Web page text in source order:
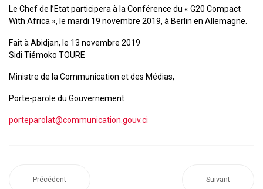
Le Chef de l’Etat participera à la Conférence du « G20 Compact
With Africa », le mardi 19 novembre 2019, à Berlin en Allemagne.
Fait à Abidjan, le 13 novembre 2019
Sidi Tiémoko TOURE
Ministre de la Communication et des Médias,
Porte-parole du Gouvernement
porteparolat@communication.gouv.ci
Précédent Suivant